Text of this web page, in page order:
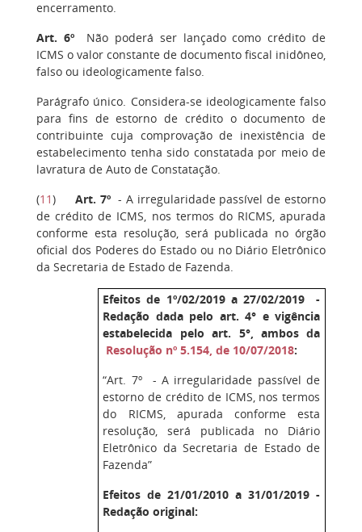
encerramento.
Art. 6ºNão poderá ser lançado como crédito de
ICMS o valor constante de documento fiscal inidôneo,
falso ou ideologicamente falso.
Parágrafo único. Considera-se ideologicamente falso
para fins de estorno de crédito o documento de
contribuinte cuja comprovação de inexistência de
estabelecimento tenha sido constatada por meio de
lavratura de Auto de Constatação.
(11) Art. 7º- A irregularidade passível de estorno
de crédito de ICMS, nos termos do RICMS, apurada
conforme esta resolução, será publicada no órgão
oficial dos Poderes do Estado ou no Diário Eletrônico
da Secretaria de Estado de Fazenda.
Efeitos de 1º/02/2019 a 27/02/2019 -
Redação dada pelo art. 4° e vigência
estabelecida pelo art. 5°, ambos da
Resolução nº 5.154, de 10/07/2018:
“Art. 7º - A irregularidade passível de
estorno de crédito de ICMS, nos termos
do RICMS, apurada conforme esta
resolução, será publicada no Diário
Eletrônico da Secretaria de Estado de
Fazenda”
Efeitos de 21/01/2010 a 31/01/2019 -
Redação original: